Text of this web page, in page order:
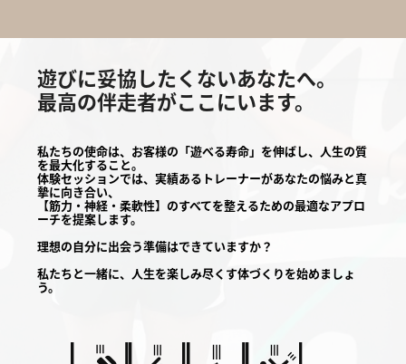
遊びに妥協したくないあなたへ。
最高の伴走者がここにいます。
私たちの使命は、お客様の「遊べる寿命」を伸ばし、人生の質
を最大化すること。
体験セッションでは、実績あるトレーナーがあなたの悩みと真
摯に向き合い、
【筋力・神経・柔軟性】のすべてを整えるための最適なアプロ
ーチを提案します。
理想の自分に出会う準備はできていますか？
私たちと一緒に、人生を楽しみ尽くす体づくりを始めましょ
う。